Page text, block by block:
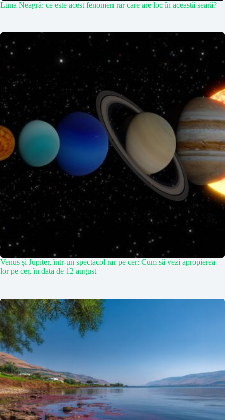
Luna Neagră: ce este acest fenomen rar care are loc în această seară?
Venus și Jupiter, într-un spectacol rar pe cer: Cum să vezi apropierea
lor pe cer, în data de 12 august